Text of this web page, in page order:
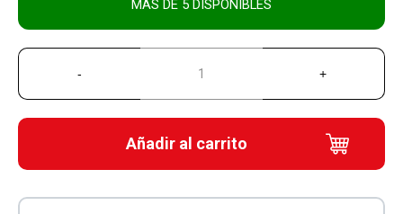
MÁS DE 5 DISPONIBLES
Añadir al carrito